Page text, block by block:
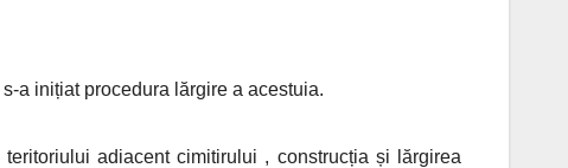
a inițiat procedura lărgire a acestuia.
adiacent cimitirului , construcția și lărgirea